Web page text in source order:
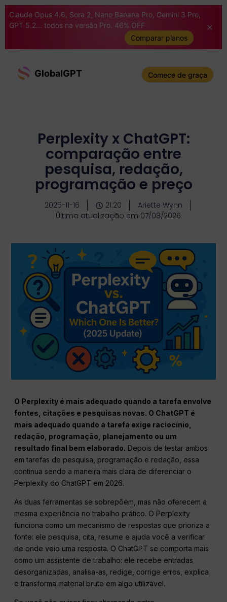
Claude Opus 4.6, Sora 2, Nano Banana Pro, Gemini 3 Pro,
GPT 5.2... todos na versão Pro. 46% OFF
Comparar planos
GlobalGPT Comece de graça
Perplexity x ChatGPT:
comparação entre
pesquisa, redação,
programação e preço
2025-11-16 21:20
Ariette Wynn
Última atualização em 07/08/2026
O Perplexity é mais adequado quando a tarefa envolve
fontes, citações e pesquisas novas. O ChatGPT é
mais adequado quando a tarefa exige raciocínio,
redação, programação, planejamento ou um
resultado final bem elaborado. Depois de testar ambos
em tarefas de pesquisa, programação e redação, essa
continua sendo a maneira mais clara de diferenciar o
Perplexity do ChatGPT em 2026.
As duas ferramentas se sobrepõem, mas não oferecem a
mesma experiência no trabalho prático. O Perplexity
funciona como um mecanismo de respostas que prioriza a
fonte: ele pesquisa, cita, resume e ajuda você a verificar
de onde veio uma resposta. O ChatGPT se comporta mais
como um assistente de trabalho: ele recebe entradas
desorganizadas, analisa-as, redige, corrige erros, explica
e transforma material bruto em algo utilizável.